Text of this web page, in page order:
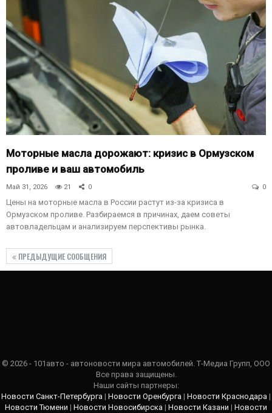
Моторные масла дорожают: кризис в Ормузском
проливе и ваш автомобиль
Май 31, 2026 21 0 0
Цены на моторные масла в России растут из-за кризиса в
Ормузском проливе. Разбираемся в причинах, даем советы
автовладельцам и анализируем перспективы рынка.
ПРЕДЫДУЩИЕ СООБЩЕНИЯ
© 2026 - 101авто - автоновости мира автомобилей. Т-Медиа Групп, ООО
Все права защищены.
Наши сайты партнеры:
Новости Санкт-Петербурга | Новости Оренбурга | Новости Краснодара |
Новости Тюмени | Новости Новосибирска | Новости Казани | Новости